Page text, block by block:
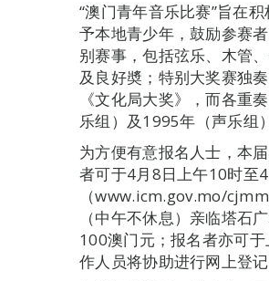
“澳门青年音乐比赛”旨在
予本地青少年，鼓励参赛
别赛事，包括弦乐、木管
及良好奬；特别大奖赛独
《文化局大奖》，而各重
乐组）及1995年（声乐组
为方便有意报名人士，本
者可于4月8日上午10时至
（www.icm.gov.mo/
（中午不休息）亲临塔石
100澳门元；报名者亦可
作人员将协助进行网上登记